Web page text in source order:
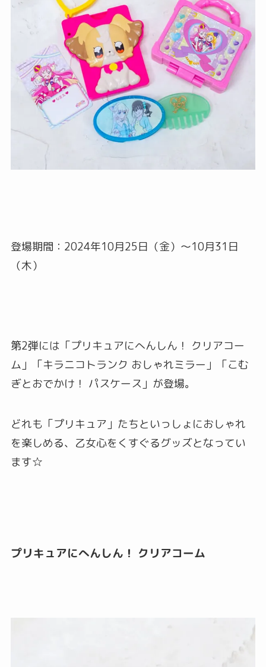
登場期間：2024年10月25日（金）～10月31日
（木）
第2弾には「プリキュアにへんしん！ クリアコー
ム」「キラニコトランク おしゃれミラー」「こむ
ぎとおでかけ！ パスケース」が登場。
どれも「プリキュア」たちといっしょにおしゃれ
を楽しめる、乙女心をくすぐるグッズとなってい
ます☆
プリキュアにへんしん！ クリアコーム